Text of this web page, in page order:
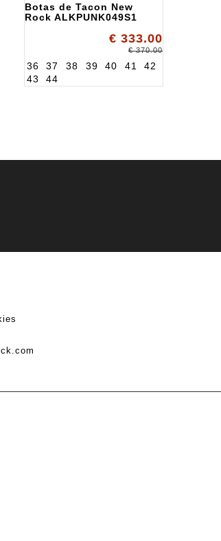
Botas de Tacon New
Rock ALKPUNK049S1
€ 333.00
€ 370.00
36 37 38 39 40 41
42
43
44